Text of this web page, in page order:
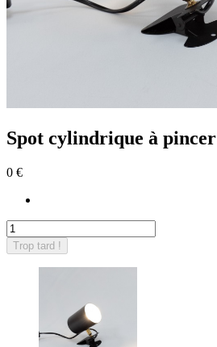
Spot cylindrique à pincer
0 €
Trop tard !